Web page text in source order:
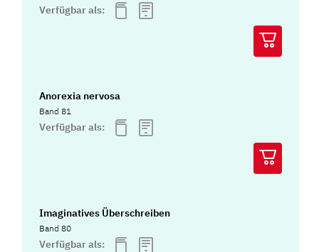
Verfügbar als:
Anorexia nervosa
Band 81
Verfügbar als:
Imaginatives Überschreiben
Band 80
Verfügbar als: